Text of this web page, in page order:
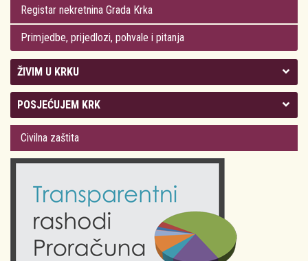
Registar nekretnina Grada Krka
Primjedbe, prijedlozi, pohvale i pitanja
ŽIVIM U KRKU
Kolegij gradonačelnika
Gradsko vijeće
Odluke Grada Krka (Službene novine PGŽ)
Obrazovanje
POSJEĆUJEM KRK
Plan Grada Krka
Krk 360° VR panorama
Krk uživo
Fotogalerije
Kalendar događanja
Civilna zaštita